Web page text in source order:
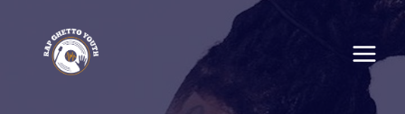
content